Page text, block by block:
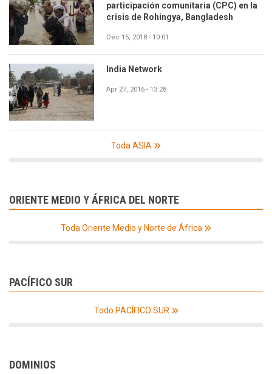
participación comunitaria (CPC) en la
crisis de Rohingya, Bangladesh
Dec 15, 2018 - 10:01
India Network
Apr 27, 2016 - 13:28
Toda ASIA
ORIENTE MEDIO Y ÁFRICA DEL NORTE
Toda Oriente Medio y Norte de África
PACÍFICO SUR
Todo PACÍFICO SUR
DOMINIOS